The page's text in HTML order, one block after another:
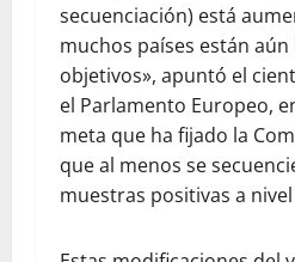
secuenciación) está
muchos países están
objetivos», apuntó el
el Parlamento Europeo,
meta que ha fijado la
que al menos se
muestras positivas a